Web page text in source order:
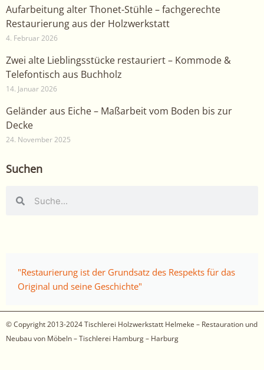
Aufarbeitung alter Thonet-Stühle – fachgerechte
Restaurierung aus der Holzwerkstatt
4. Februar 2026
Zwei alte Lieblingsstücke restauriert – Kommode &
Telefontisch aus Buchholz
14. Januar 2026
Geländer aus Eiche – Maßarbeit vom Boden bis zur
Decke
24. November 2025
Suchen
"Restaurierung ist der Grundsatz des Respekts für das
Original und seine Geschichte"
© Copyright 2013-2024Tischlerei Holzwerkstatt Helmeke – Restauration und
Neubau von Möbeln – Tischlerei Hamburg – Harburg